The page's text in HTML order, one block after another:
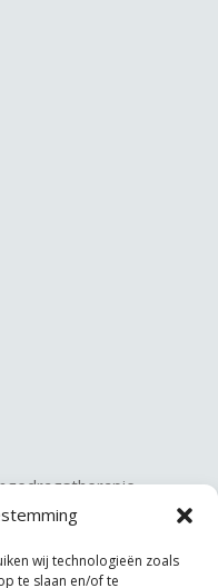
wij technologieën zoals
te slaan en/of te